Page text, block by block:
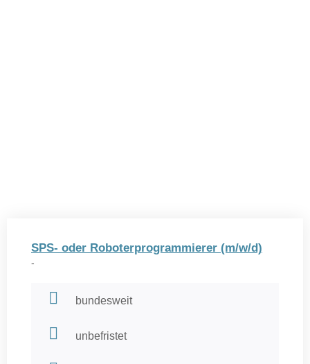
SPS- oder Roboterprogrammierer (m/w/d)
-
bundesweit
unbefristet